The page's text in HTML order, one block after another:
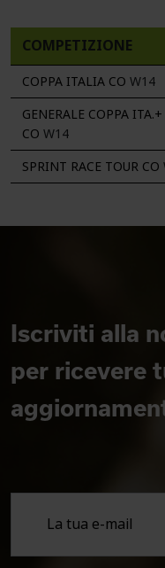
COMPETIZIONE
COPPA ITALIA CO W14
GENERALE COPPA ITA.+
CO W14
SPRINT RACE TOUR CO
Iscriviti alla
per ricevere